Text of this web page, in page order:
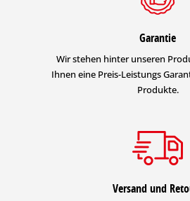
Garantie
Wir stehen hinter unseren
Ihnen eine Preis-Leistungs
Produkte.
Versand und